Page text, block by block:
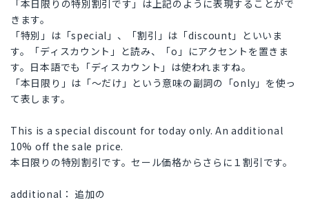
「本日限りの特別割引です」は上記のように表現することがで
きます。
「特別」は「special」、「割引」は「discount」といいま
す。「ディスカウント」と読み、「o」にアクセントを置きま
す。日本語でも「ディスカウント」は使われますね。
「本日限り」は「〜だけ」という意味の副詞の「only」を使っ
て表します。
This is a special discount for today only. An additional
10% off the sale price.
本日限りの特別割引です。セール価格からさらに１割引です。
additional： 追加の